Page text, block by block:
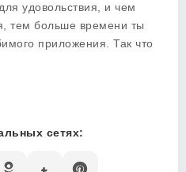
удовольствия, и чем
тем больше времени ты
приложения. Так что
сетях: